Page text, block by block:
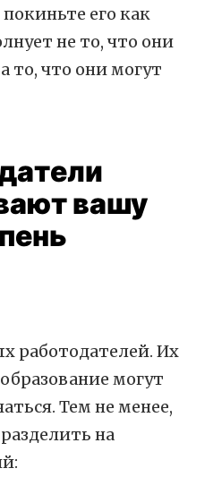
его как
не то, что они
то, что они могут
вашу
работодателей. Их
могут
Тем не менее,
на